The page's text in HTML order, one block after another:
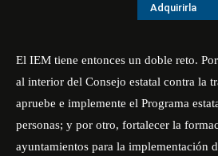
Adquirirla
El IEM tiene entonces un doble reto.
al interior del Consejo estatal contra la
apruebe e implemente el Programa
personas; y por otro, fortalecer la
ayuntamientos para la implementación